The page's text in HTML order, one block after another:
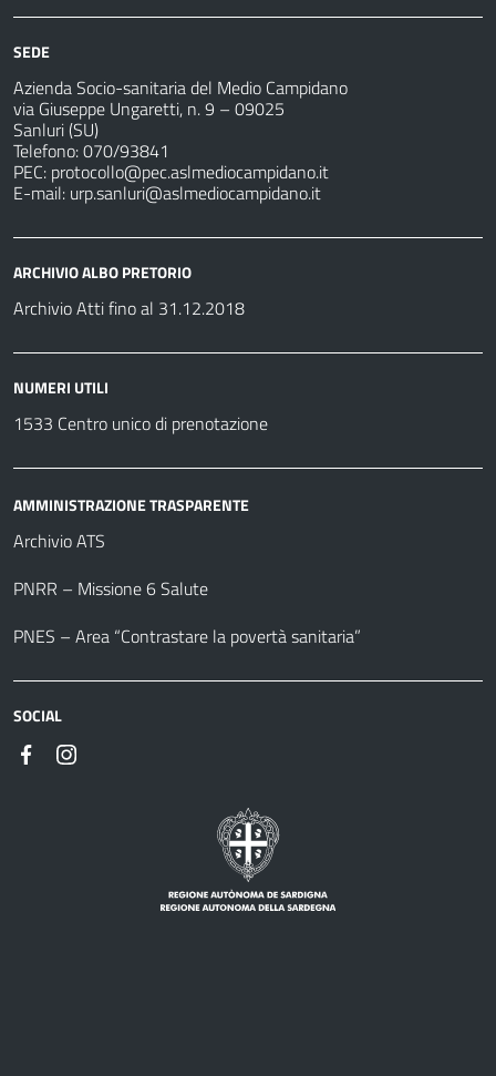
SEDE
Azienda Socio-sanitaria del Medio Campidano
via Giuseppe Ungaretti, n. 9 – 09025
Sanluri (SU)
Telefono: 070/93841
PEC: protocollo@pec.aslmediocampidano.it
E-mail: urp.sanluri@aslmediocampidano.it
ARCHIVIO ALBO PRETORIO
Archivio Atti fino al 31.12.2018
NUMERI UTILI
1533 Centro unico di prenotazione
AMMINISTRAZIONE TRASPARENTE
Archivio ATS
PNRR – Missione 6 Salute
PNES – Area “Contrastare la povertà sanitaria”
SOCIAL